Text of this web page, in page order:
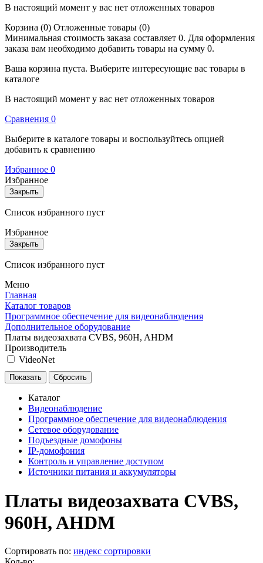
В настоящий момент у вас нет отложенных товаров
Корзина (0) Отложенные товары (0)
Минимальная стоимость заказа составляет 0. Для оформления
заказа вам необходимо добавить товары на сумму 0.
Ваша корзина пуста. Выберите интересующие вас товары в
каталоге
В настоящий момент у вас нет отложенных товаров
Cравнения 0
Выберите в каталоге товары и воспользуйтесь опцией
добавить к сравнению
Избранное 0
Избранное
Закрыть
Список избранного пуст
Избранное
Закрыть
Список избранного пуст
Меню
Главная
Каталог товаров
Программное обеспечение для видеонаблюдения
Дополнительное оборудование
Платы видеозахвата CVBS, 960H, AHDM
Производитель
VideoNet
Каталог
Видеонаблюдение
Программное обеспечение для видеонаблюдения
Сетевое оборудование
Подъездные домофоны
IP-домофония
Контроль и управление доступом
Источники питания и аккумуляторы
Платы видеозахвата CVBS,
960H, AHDM
Сортировать по: индекс сортировки